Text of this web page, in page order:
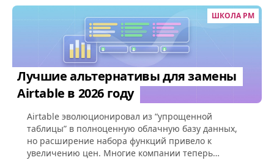
ШКОЛА PM
Лучшие альтернативы для замены
Airtable в 2026 году
Airtable эволюционировал из “упрощенной
таблицы” в полноценную облачную базу данных,
но расширение набора функций привело к
увеличению цен. Многие компании теперь